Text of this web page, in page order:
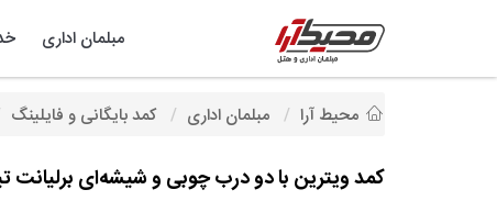
مبلمان اداری
محیط آرا مبلمان اداری کمد بایگانی و فایلینگ
کمد ویترین با دو درب چوبی و شیشه‌‌ای برلیانت تیپ